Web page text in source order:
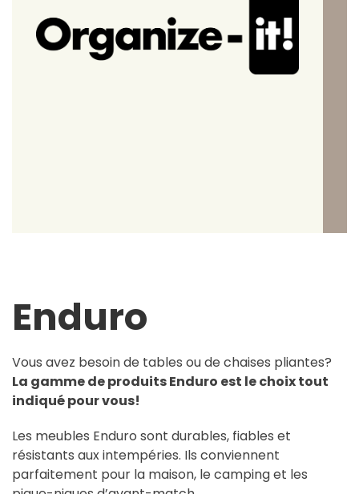
Enduro
Vous avez besoin de tables ou de chaises pliantes?
La gamme de produits Enduro est le choix tout
indiqué pour vous!
Les meubles Enduro sont durables, fiables et
résistants aux intempéries. Ils conviennent
parfaitement pour la maison, le camping et les